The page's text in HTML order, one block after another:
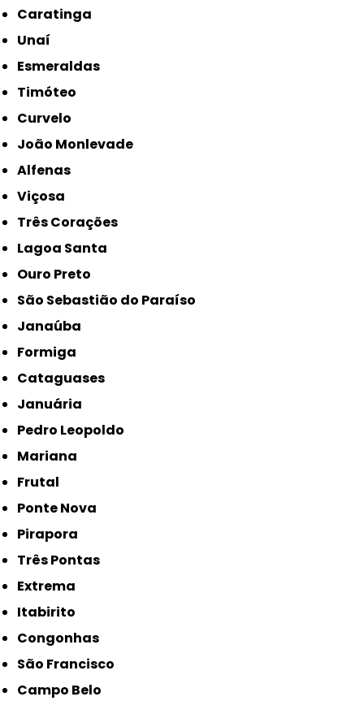
Caratinga
Unaí
Esmeraldas
Timóteo
Curvelo
João Monlevade
Alfenas
Viçosa
Três Corações
Lagoa Santa
Ouro Preto
São Sebastião do Paraíso
Janaúba
Formiga
Cataguases
Januária
Pedro Leopoldo
Mariana
Frutal
Ponte Nova
Pirapora
Três Pontas
Extrema
Itabirito
Congonhas
São Francisco
Campo Belo